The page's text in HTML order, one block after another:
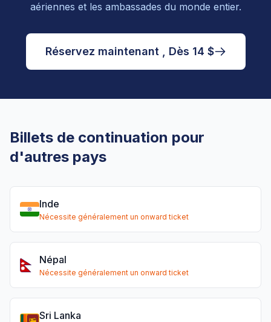
aériennes et les ambassades du monde entier.
Réservez maintenant , Dès 14 $
Billets de continuation pour
d'autres pays
Inde
Nécessite généralement un onward ticket
Népal
Nécessite généralement un onward ticket
Sri Lanka